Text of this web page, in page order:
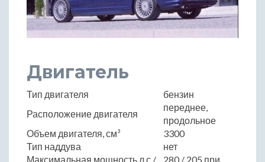
Двигатель
Тип двигателя
бензин
Расположение двигателя
переднее,
продольное
Объем двигателя, см³
3300
Тип наддува
нет
Максимальная мощность,л.с./
280 / 205 при